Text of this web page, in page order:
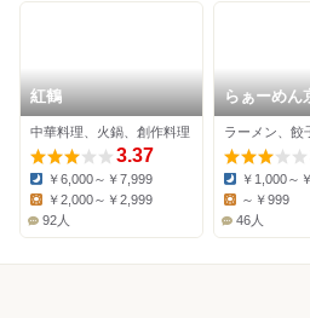
紅鶴
中華料理、火鍋、創作料理
3.37
Dinner:
￥6,000～￥7,999
Lunch:
￥2,000～￥2,999
92人
らぁーめん
タウン姫路
ラーメン、餃
Dinner:
￥1,000～
Lunch:
～￥999
46人